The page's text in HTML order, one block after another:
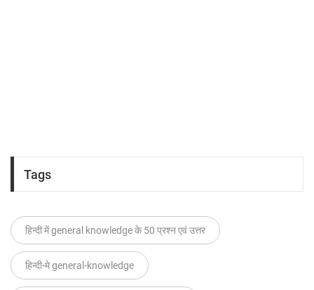
Tags
हिन्दी में general knowledge के 50 प्रश्न एवं उत्तर
हिन्दी-मे general-knowledge